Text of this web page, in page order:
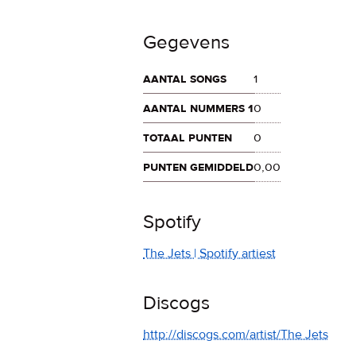
Gegevens
aantal songs
1
aantal nummers 10
totaal punten
0
punten gemiddeld0,00
Spotify
The Jets | Spotify artiest
Discogs
http://discogs.com/artist/The Jets